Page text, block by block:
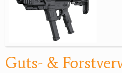
Geschenke
Reviereinrichtungen
Guts- &